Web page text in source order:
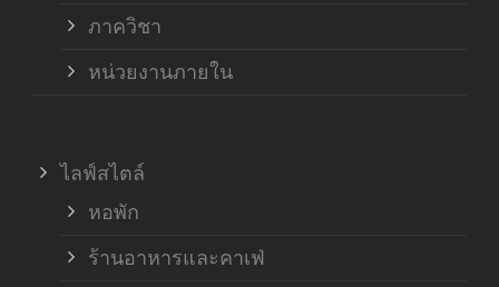
ภาควิชา
หน่วยงานภายใน
ไลฟ์สไตล์
หอพัก
ร้านอาหารและคาเฟ่